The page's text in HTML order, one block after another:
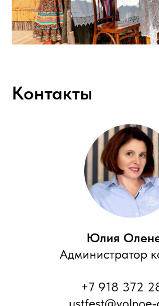
Контакты
Юлия
Администратор
+7 918 372